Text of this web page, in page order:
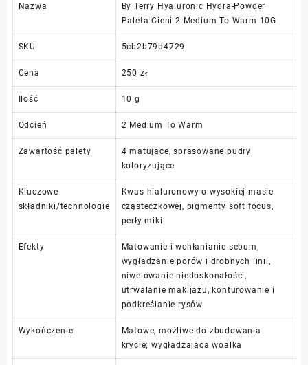
Nazwa
By Terry Hyaluronic Hydra-Powder
Paleta Cieni 2 Medium To Warm 10G
SKU 5cb2b79d4729
Cena 250 zł
Ilość 10 g
Odcień 2 Medium To Warm
Zawartość palety
4 matujące, sprasowane pudry
koloryzujące
Kluczowe
składniki/technologie
Kwas hialuronowy o wysokiej masie
cząsteczkowej, pigmenty soft focus,
perły miki
Efekty
Matowanie i wchłanianie sebum,
wygładzanie porów i drobnych linii,
niwelowanie niedoskonałości,
utrwalanie makijażu, konturowanie i
podkreślanie rysów
Wykończenie
Matowe, możliwe do zbudowania
krycie; wygładzająca woalka